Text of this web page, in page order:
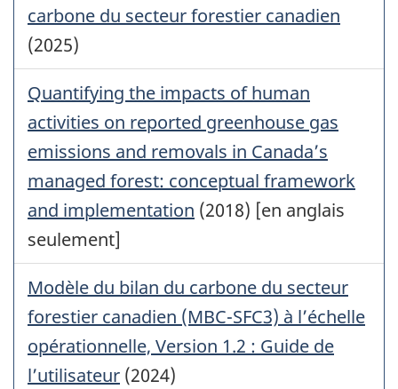
carbone du secteur forestier canadien
(2025)
Quantifying the impacts of human
activities on reported greenhouse gas
emissions and removals in Canada’s
managed forest: conceptual framework
and implementation (2018) [en anglais
seulement]
Modèle du bilan du carbone du secteur
forestier canadien (MBC-SFC3) à l’échelle
opérationnelle, Version 1.2 : Guide de
l’utilisateur (2024)